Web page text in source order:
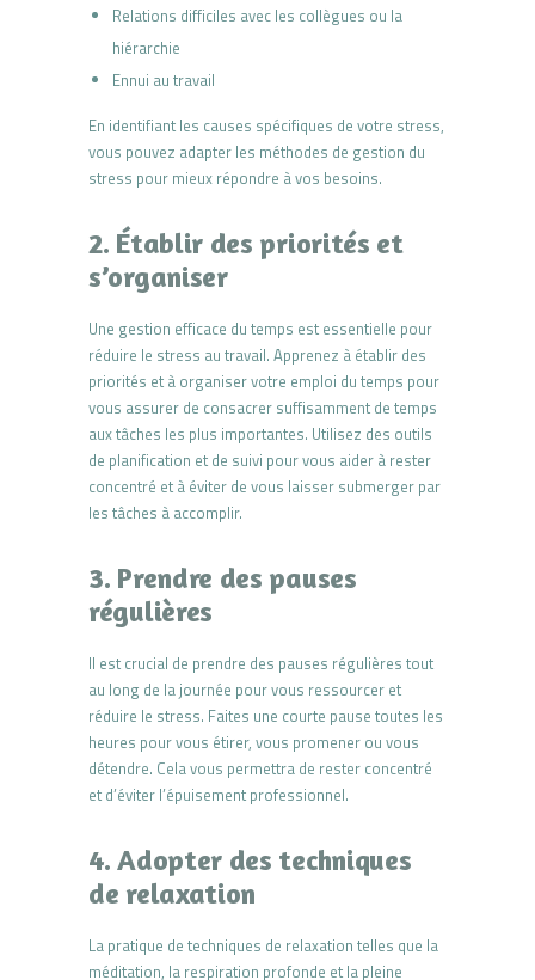
Relations difficiles avec les collègues ou la
hiérarchie
Ennui au travail
En identifiant les causes spécifiques de votre stress,
vous pouvez adapter les méthodes de gestion du
stress pour mieux répondre à vos besoins.
2. Établir des priorités et
s’organiser
Une gestion efficace du temps est essentielle pour
réduire le stress au travail. Apprenez à établir des
priorités et à organiser votre emploi du temps pour
vous assurer de consacrer suffisamment de temps
aux tâches les plus importantes. Utilisez des outils
de planification et de suivi pour vous aider à rester
concentré et à éviter de vous laisser submerger par
les tâches à accomplir.
3. Prendre des pauses
régulières
Il est crucial de prendre des pauses régulières tout
au long de la journée pour vous ressourcer et
réduire le stress. Faites une courte pause toutes les
heures pour vous étirer, vous promener ou vous
détendre. Cela vous permettra de rester concentré
et d’éviter l’épuisement professionnel.
4. Adopter des techniques
de relaxation
La pratique de techniques de relaxation telles que la
méditation, la respiration profonde et la pleine